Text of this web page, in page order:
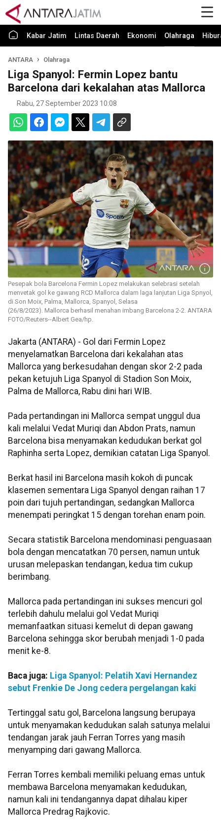
Kabar Jatim Lintas Daerah Ekonomi Olahraga
ANTARA Olahraga
Liga Spanyol: Fermin Lopez bantu
Barcelona dari kekalahan atas Mallorca
Rabu, 27 September 2023 10:08
Pesepak bola Barcelona Fermin Lopez melakukan selebrasi setelah
menvetak gol ke gawang RCD Mallorca dalam laga lanjutan Liga Spnyol,
di Son Moix, Palma, Mallorca, Spanyol, Selasa
(26/8/2023). Mallorca berhasil menahan imbang Barcelona 2-2. ANTARA
FOTO/Reuters--Albert Gea/hp.
Jakarta (ANTARA) - Gol dari Fermin Lopez
menyelamatkan Barcelona dari kekalahan atas
Mallorca yang berkesudahan dengan skor 2-2 pada
pekan ketujuh Liga Spanyol di Stadion Son Moix,
Palma de Mallorca, Rabu dini hari WIB.
Pada pertandingan ini Mallorca sempat unggul dua
kali melalui Vedat Muriqi dan Abdon Prats, namun
Barcelona bisa menyamakan kedudukan berkat gol
Raphinha serta Lopez, demikian catatan Liga Spanyol.
Berkat hasil ini Barcelona masih kokoh di puncak
klasemen sementara Liga Spanyol dengan raihan 17
poin dari tujuh pertandingan, sedangkan Mallorca
menempati peringkat 15 dengan torehan enam poin.
Secara statistik Barcelona mendominasi penguasaan
bola dengan mencatatkan 70 persen, namun untuk
urusan melepaskan tendangan, kedua tim cukup
berimbang.
Mallorca pada pertandingan ini sukses mencuri gol
terlebih dahulu melalui gol Vedat Muriqi
memanfaatkan situasi kemelut di depan gawang
Barcelona sehingga skor berubah menjadi 1-0 pada
menit ke-8.
Baca juga: Liga Spanyol: Pelatih Xavi Hernandez
sebut Frenkie De Jong cedera pergelangan kaki
Tertinggal satu gol, Barcelona langsung berupaya
untuk menyamakan kedudukan salah satunya melalui
tendangan jarak jauh Ferran Torres yang masih
menyamping dari gawang Mallorca.
Ferran Torres kembali memiliki peluang emas untuk
membawa Barcelona menyamakan kedudukan,
namun kali ini tendangannya dapat dihalau kiper
Mallorca Predrag Rajkovic.